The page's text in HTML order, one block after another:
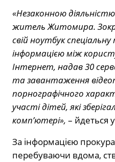
«Незаконною
житель Житомира.
свій ноутбук
інформацією між
Інтернет, надав 30
та завантаження
порнографічного
участі дітей, які
комп’ютері», – йдеться
За інформацією
перебуваючи вдома,